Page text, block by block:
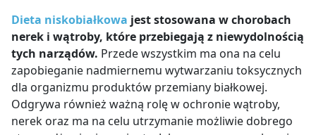
Dieta niskobiałkowa jest stosowana w chorobach
nerek i wątroby, które przebiegają z niewydolnością
tych narządów. Przede wszystkim ma ona na celu
zapobieganie nadmiernemu wytwarzaniu toksycznych
dla organizmu produktów przemiany białkowej.
Odgrywa również ważną rolę w ochronie wątroby,
nerek oraz ma na celu utrzymanie możliwie dobrego